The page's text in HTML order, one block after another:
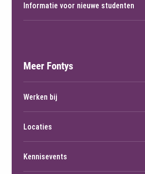
Informatie voor nieuwe studenten
Meer Fontys
Werken bij
Locaties
Kennisevents